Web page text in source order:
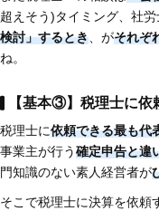
超えそう)タイミング、社
検討」するとき、がそれぞ
ね。
【基本③】税理士に依
税理士に依頼できる最も代
事業主が行う確定申告と違
門知識のない素人経営者が
そこで税理士に決算を依頼